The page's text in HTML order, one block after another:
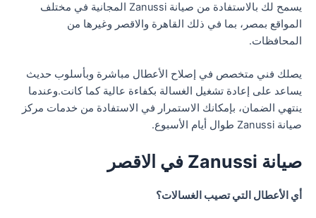
يسمح لك بالاستفادة من صيانة Zanussi المجانية في مختلف
المواقع بمصر، بما في ذلك القاهرة والاقصر وغيرها من
المحافظات.
يصلك فني متخصص في إصلاح الأعطال مباشرة وبأسلوب حديث
يساعد على إعادة تشغيل الغسالة بكفاءة عالية كما كانت.وعندما
ينتهي الضمان، بإمكانك الاستمرار في الاستفادة من خدمات مركز
صيانة Zanussi طوال أيام الأسبوع.
صيانة Zanussi في الاقصر
أي الأعطال التي تصيب الغسالات؟